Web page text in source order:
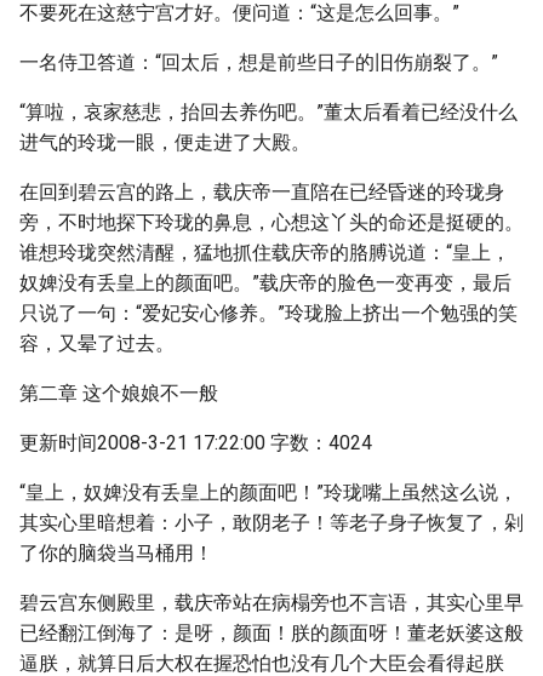
不要死在这慈宁宫才好。便问道：“这是怎么回事。”
一名侍卫答道：“回太后，想是前些日子的旧伤崩裂了。”
“算啦，哀家慈悲，抬回去养伤吧。”董太后看着已经没什么
进气的玲珑一眼，便走进了大殿。
在回到碧云宫的路上，载庆帝一直陪在已经昏迷的玲珑身
旁，不时地探下玲珑的鼻息，心想这丫头的命还是挺硬的。
谁想玲珑突然清醒，猛地抓住载庆帝的胳膊说道：“皇上，
奴婢没有丢皇上的颜面吧。”载庆帝的脸色一变再变，最后
只说了一句：“爱妃安心修养。”玲珑脸上挤出一个勉强的笑
容，又晕了过去。
第二章 这个娘娘不一般
更新时间2008-3-21 17:22:00 字数：4024
“皇上，奴婢没有丢皇上的颜面吧！”玲珑嘴上虽然这么说，
其实心里暗想着：小子，敢阴老子！等老子身子恢复了，剁
了你的脑袋当马桶用！
碧云宫东侧殿里，载庆帝站在病榻旁也不言语，其实心里早
已经翻江倒海了：是呀，颜面！朕的颜面呀！董老妖婆这般
逼朕，就算日后大权在握恐怕也没有几个大臣会看得起朕